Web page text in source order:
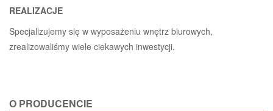
REALIZACJE
Specjalizujemy się w wyposażeniu wnętrz biurowych,
zrealizowaliśmy wiele ciekawych inwestycji.
O PRODUCENCIE